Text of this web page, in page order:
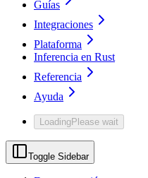
Guías
Integraciones
Plataforma
Inferencia en Rust
Referencia
Ayuda
LoadingPlease wait
Toggle Sidebar